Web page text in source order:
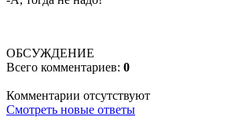
ОБСУЖДЕНИЕ
Всего комментариев: 0
Комментарии отсутствуют
Смотреть новые ответы